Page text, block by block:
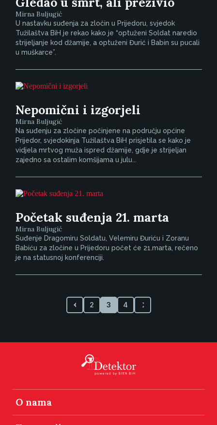
Mirna Buljugić
U nastavku suđenja za zločin u Prijedoru, svjedok
Tužilaštva BiH je rekao kako je “optuženi Soldat naredio
strijeljanje kod džamije, a optuženi Đurić i Babin su pucali
u muškarce”.
Nepomični i izgorjeli
Mirna Buljugić
Na suđenju za zločine počinjene na području općine
Prijedor, svjedokinja Tužilaštva BiH prisjetila se kako je
vidjela mrtvog muža ispred džamije, gdje je strijeljan
zajedno sa ostalim komšijama u julu...
Početak suđenja 21. marta
Mirna Buljugić
Suđenje Dragomiru Soldatu, Velemiru Đuriću i Zoranu
Babiću za zločine u Prijedoru počet će 21.marta, rečeno
je na statusnoj konferenciji.
2 3 4
O nama